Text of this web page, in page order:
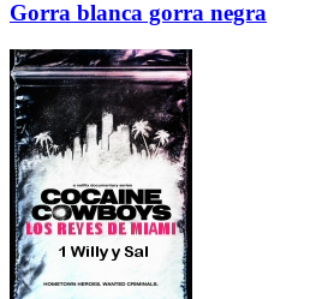
Gorra blanca gorra negra